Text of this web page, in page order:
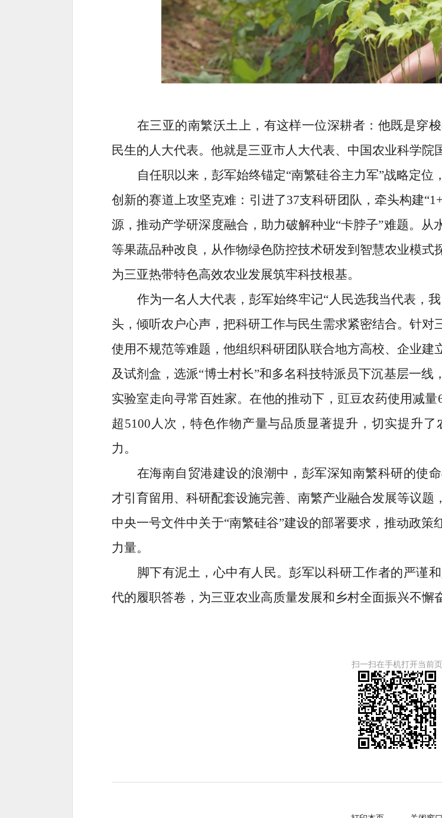
在三亚的南繁沃土上，有这样一位深耕者：他既是穿
民生的人大代表。他就是三亚市人大代表、中国农业科学院
自任职以来，彭军始终锚定“南繁硅谷主力军”战略定位
创新的赛道上攻坚克难：引进了37支科研团队，牵头构建
源，推动产学研深度融合，助力破解种业“卡脖子”难题。
等果蔬品种改良，从作物绿色防控技术研发到智慧农业模式
为三亚热带特色高效农业发展筑牢科技根基。
作为一名人大代表，彭军始终牢记“人民选我当代表，
头，倾听农户心声，把科研工作与民生需求紧密结合。针
使用不规范等难题，他组织科研团队联合地方高校、企业
及试剂盒，选派“博士村长”和多名科技特派员下沉基层一
实验室走向寻常百姓家。在他的推动下，豇豆农药使用减
超5100人次，特色作物产量与品质显著提升，切实提升
力。
在海南自贸港建设的浪潮中，彭军深知南繁科研的使
才引育留用、科研配套设施完善、南繁产业融合发展等议
中央一号文件中关于“南繁硅谷”建设的部署要求，推动政
力量。
脚下有泥土，心中有人民。彭军以科研工作者的严谨
代的履职答卷，为三亚农业高质量发展和乡村全面振兴不懈
扫一扫在手机打开当前页